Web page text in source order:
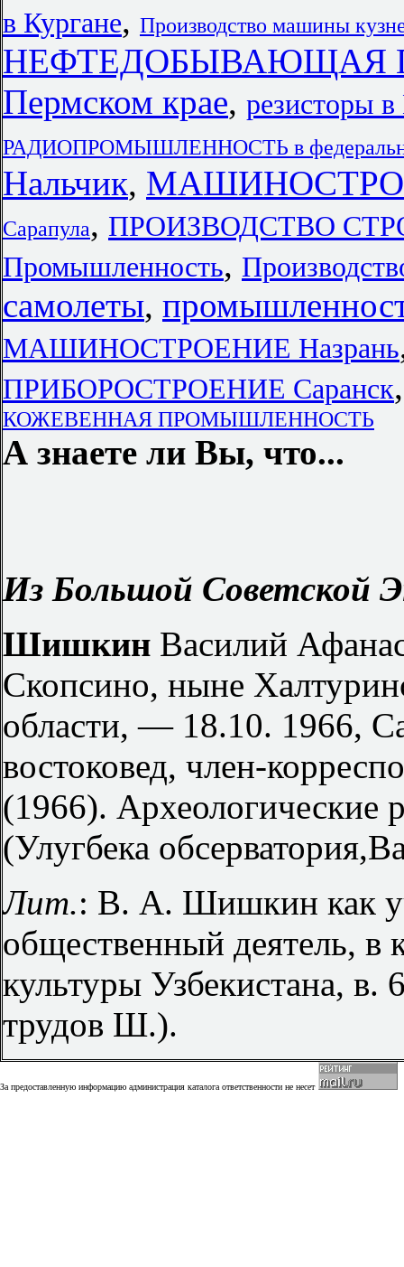
в Кургане, Производство машины
НЕФТЕДОБЫВАЮЩАЯ
Пермском крае, резисторы
РАДИОПРОМЫШЛЕННОСТЬ в
Нальчик,
Сарапула, ПРОИЗВОДСТВО
Промышленность,
самолеты,
МАШИНОСТРОЕНИЕ Назрань
ПРИБОРОСТРОЕНИЕ Саранск
КОЖЕВЕННАЯ ПРОМЫШЛЕННОСТЬ
А знаете ли Вы, что...
Из Большой Советской
Шишкин Василий
Скопсино, ныне
области, — 18.10. 1966,
востоковед, член-
(1966). Археологические
(Улугбека
Лит.: В. А. Шишкин как
общественный деятель, в
культуры Узбекистана,
трудов Ш.).
За предоставленную информацию администрация каталога ответственности не несет